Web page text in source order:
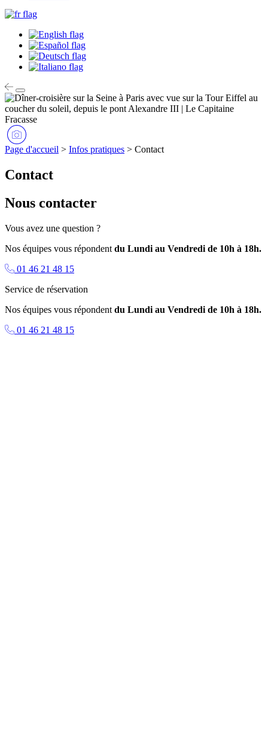
Page d'accueil > Infos pratiques > Contact
Contact
Nous contacter
Vous avez une question ?
Nos équipes vous répondent du Lundi au Vendredi de 10h à 18h.
01 46 21 48 15
Service de réservation
Nos équipes vous répondent du Lundi au Vendredi de 10h à 18h.
01 46 21 48 15